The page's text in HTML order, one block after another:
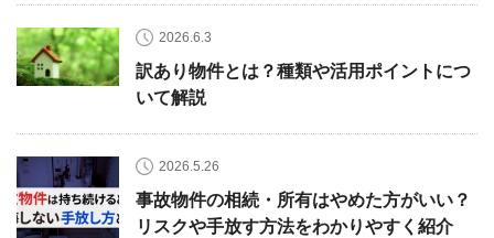
2026.6.3
訳あり物件とは？種類や活用ポイントにつ
いて解説
2026.5.26
事故物件の相続・所有はやめた方がいい？
リスクや手放す方法をわかりやすく紹介